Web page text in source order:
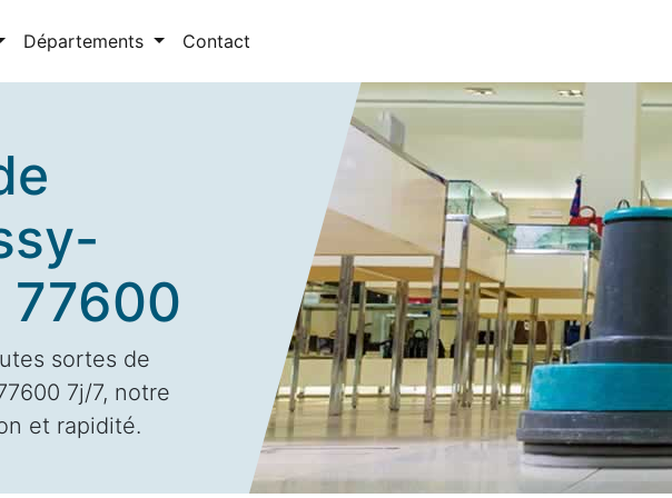
Départements Contact
77600
sortes de
7j/7, notre
et rapidité.